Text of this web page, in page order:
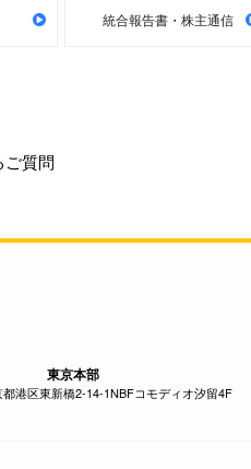
統合報告書・株主通信
ご質問
東京本部
港区東新橋2-14-1NBFコモディオ汐留4F